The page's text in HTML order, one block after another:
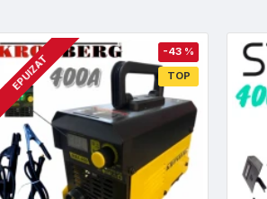
TOP
-43 %
EPUIZAT